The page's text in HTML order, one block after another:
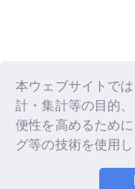
本ウェブサイトで
計・集計等の目的
便性を高めるため
グ等の技術を使用し